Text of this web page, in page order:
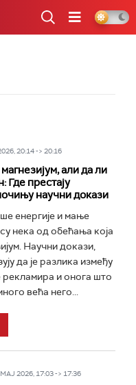
20:14 -> 20:16
али да ли
Где престају
научни докази
енергије и мање
нека од обећања која
Научни докази,
да је разлика између
и онога што
већа него...
2026, 17:03 -> 17:36